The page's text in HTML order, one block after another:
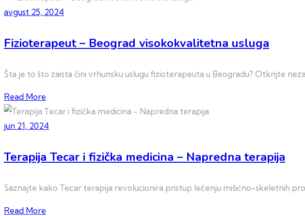
avgust 25, 2024
Fizioterapeut – Beograd visokokvalitetna usluga
Šta je to što zaista čini vrhunsku uslugu fizioterapeuta u Beogradu? Otkrijte
Read More
jun 21, 2024
Terapija Tecar i fizička medicina – Napredna terapija
Saznajte kako Tecar terapija revolucionira pristup lečenju mišićno-skeletnih
Read More